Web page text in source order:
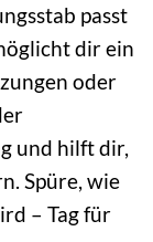
passt
dir ein
oder
und hilft dir,
Spüre, wie
– Tag für